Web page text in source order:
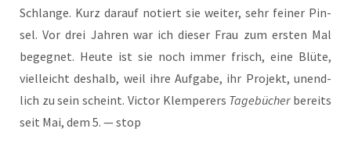
Schlan­ge. Kurz dar­auf notiert sie wei­ter, sehr fei­ner Pin­
sel. Vor drei Jah­ren war ich die­ser Frau zum ers­ten Mal
begeg­net. Heu­te ist sie noch immer frisch, eine Blü­te,
viel­leicht des­halb, weil ihre Auf­ga­be, ihr Pro­jekt, unend­
lich zu sein scheint. Vic­tor Klem­pe­rers Tage­bü­cherbereits
seit Mai, dem 5. — stop